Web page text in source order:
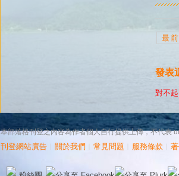
最
發表
對不
本部落格刊登之內容為作者個人自行提供上傳，不代表
刊登網站廣告 關於我們 常見問題 服務條款